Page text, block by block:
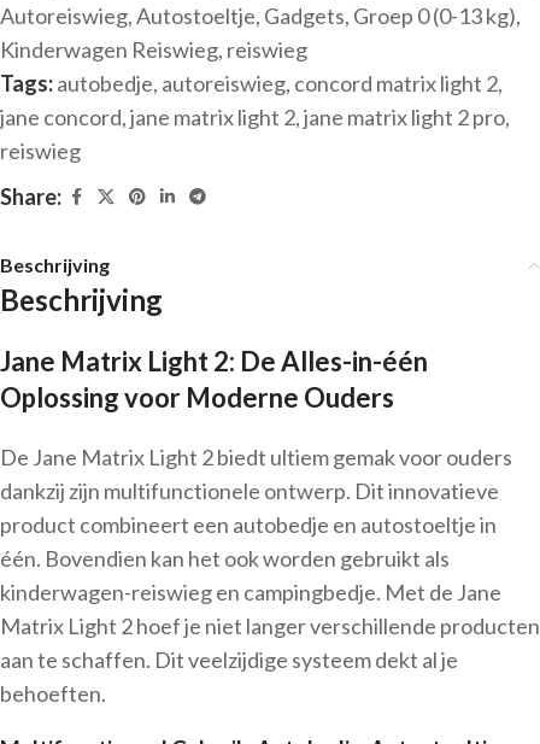
Autoreiswieg,Autostoeltje, Gadgets, Groep 0 (0-13 kg),
Kinderwagen Reiswieg, reiswieg
Tags:autobedje, autoreiswieg, concord matrix light 2,
jane concord,jane matrix light 2,jane matrix light 2 pro,
reiswieg
Share:
Beschrijving
Beschrijving
Jane Matrix Light 2: De Alles-in-één
Oplossing voor Moderne Ouders
De Jane Matrix Light 2 biedt ultiem gemak voor ouders
dankzij zijn multifunctionele ontwerp. Dit innovatieve
product combineert een autobedje en autostoeltje in
één. Bovendien kan het ook worden gebruikt als
kinderwagen-reiswieg en campingbedje. Met de Jane
Matrix Light 2 hoef je niet langer verschillende producten
aan te schaffen. Dit veelzijdige systeem dekt al je
behoeften.